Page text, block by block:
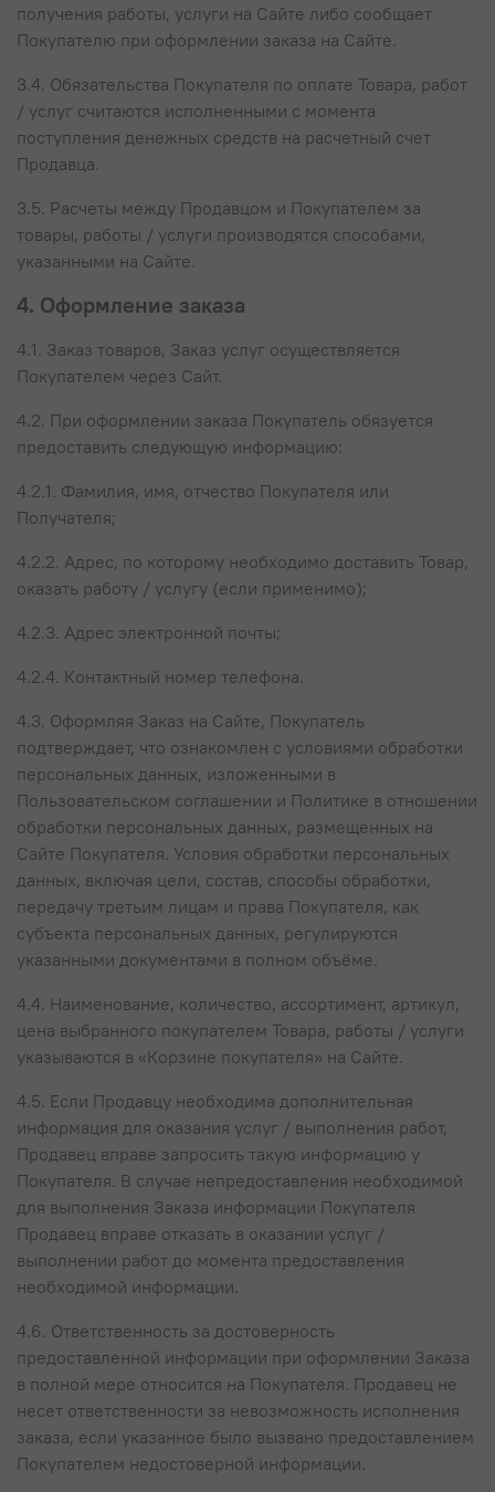
получения работы, услуги на Сайте либо сообщает
Покупателю при оформлении заказа на Сайте.
3.4. Обязательства Покупателя по оплате Товара, работ
/ услуг считаются исполненными с момента
поступления денежных средств на расчетный счет
Продавца.
3.5. Расчеты между Продавцом и Покупателем за
товары, работы / услуги производятся способами,
указанными на Сайте.
4. Оформление заказа
4.1. Заказ товаров, Заказ услуг осуществляется
Покупателем через Сайт.
4.2. При оформлении заказа Покупатель обязуется
предоставить следующую информацию:
4.2.1. Фамилия, имя, отчество Покупателя или
Получателя;
4.2.2. Адрес, по которому необходимо доставить Товар,
оказать работу / услугу (если применимо);
4.2.3. Адрес электронной почты;
4.2.4. Контактный номер телефона.
4.3. Оформляя Заказ на Сайте, Покупатель
подтверждает, что ознакомлен с условиями обработки
персональных данных, изложенными в
Пользовательском соглашении и Политике в отношении
обработки персональных данных, размещенных на
Сайте Покупателя. Условия обработки персональных
данных, включая цели, состав, способы обработки,
передачу третьим лицам и права Покупателя, как
субъекта персональных данных, регулируются
указанными документами в полном объёме.
4.4. Наименование, количество, ассортимент, артикул,
цена выбранного покупателем Товара, работы / услуги
указываются в «Корзине покупателя» на Сайте.
4.5. Если Продавцу необходима дополнительная
информация для оказания услуг / выполнения работ,
Продавец вправе запросить такую информацию у
Покупателя. В случае непредоставления необходимой
для выполнения Заказа информации Покупателя
Продавец вправе отказать в оказании услуг /
выполнении работ до момента предоставления
необходимой информации.
4.6. Ответственность за достоверность
предоставленной информации при оформлении Заказа
в полной мере относится на Покупателя. Продавец не
несет ответственности за невозможность исполнения
заказа, если указанное было вызвано предоставлением
Покупателем недостоверной информации.